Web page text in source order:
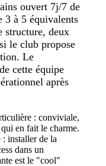
ouvert 7j/7 de
3 à 5 équivalents
structure, deux
le club propose
Le
cette équipe
après
: conviviale,
en fait le charme.
installer de la
dans un
est le "cool"